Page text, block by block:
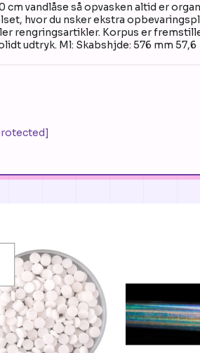
cm vandlåse så opvasken altid er
hvor du nsker ekstra
rengringsartikler. Korpus er
udtryk. Ml: Skabshjde: 576 mm 57,6